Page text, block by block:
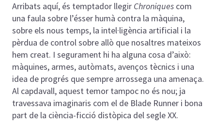
Arribats aquí, és temptador llegir Chroniques com
una faula sobre l’ésser humà contra la màquina,
sobre els nous temps, la intel·ligència artificial i la
pèrdua de control sobre allò que nosaltres mateixos
hem creat. I segurament hi ha alguna cosa d’això:
màquines, armes, autòmats, avenços tècnics i una
idea de progrés que sempre arrossega una amenaça.
Al capdavall, aquest temor tampoc no és nou; ja
travessava imaginaris com el de Blade Runner i bona
part de la ciència-ficció distòpica del segle XX.